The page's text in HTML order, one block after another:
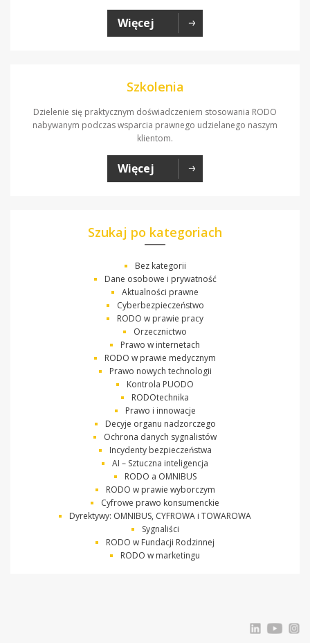
Więcej
Szkolenia
Dzielenie się praktycznym doświadczeniem stosowania RODO
nabywanym podczas wsparcia prawnego udzielanego naszym
klientom.
Więcej
Szukaj po kategoriach
Bez kategorii
Dane osobowe i prywatność
Aktualności prawne
Cyberbezpieczeństwo
RODO w prawie pracy
Orzecznictwo
Prawo w internetach
RODO w prawie medycznym
Prawo nowych technologii
Kontrola PUODO
RODOtechnika
Prawo i innowacje
Decyje organu nadzorczego
Ochrona danych sygnalistów
Incydenty bezpieczeństwa
AI – Sztuczna inteligencja
RODO a OMNIBUS
RODO w prawie wyborczym
Cyfrowe prawo konsumenckie
Dyrektywy: OMNIBUS, CYFROWA i TOWAROWA
Sygnaliści
RODO w Fundacji Rodzinnej
RODO w marketingu